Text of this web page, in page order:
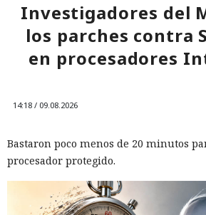
Investigadores del
los parches contra
en procesadores
14:18 / 09.08.2026
Bastaron poco menos de 20 minutos
procesador protegido.